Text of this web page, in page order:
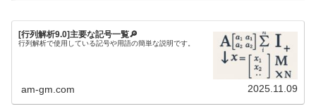
[行列解析9.0]主要な記号一覧🔎
行列解析で使用している記号や用語の簡単な説明です。
am-gm.com 2025.11.09